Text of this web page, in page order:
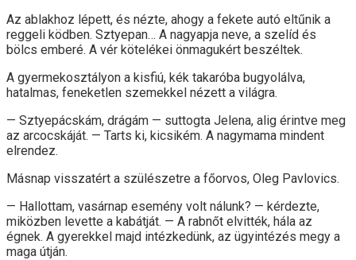
Az ablakhoz lépett, és nézte, ahogy a fekete autó eltűnik a
reggeli ködben. Sztyepan… A nagyapja neve, a szelíd és
bölcs emberé. A vér kötelékei önmagukért beszéltek.
A gyermekosztályon a kisfiú, kék takaróba bugyolálva,
hatalmas, feneketlen szemekkel nézett a világra.
— Sztyepácskám, drágám — suttogta Jelena, alig érintve meg
az arcocskáját. — Tarts ki, kicsikém. A nagymama mindent
elrendez.
Másnap visszatért a szülészetre a főorvos, Oleg Pavlovics.
— Hallottam, vasárnap esemény volt nálunk? — kérdezte,
miközben levette a kabátját. — A rabnőt elvitték, hála az
égnek. A gyerekkel majd intézkedünk, az ügyintézés megy a
maga útján.